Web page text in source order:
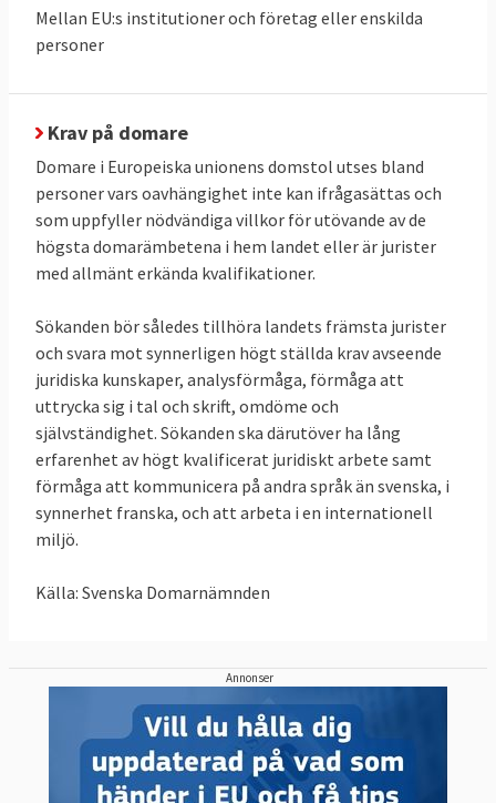
2 september 2021Sverige förlorade
Domstolen dömer Sverige för att inte
bedöma huruvida avloppsreningsverken i
tätorterna Habo och Töreboda uppfyller EU-
krav och att Sverige inte har säkerställt att
avloppsvattnet från tätorterna Lycksele,
Malå och Pajala undergår sekundär rening
25 februari 2021Sverige förlorade delvis
Domstolen beslutar att på en punkt gå EU-
kommissionen till mötes i deras överklagan
mot dom 7 mars 2019 om farliga
blykromater i vissa produkter, en dom som
Sverige vann.
21 november 2019
skjuta upp verkställandet av dom 7 mars
21 april 2015Sverige förlorade
Momsbefrielse för offentligt postväsende
4 december 2014Sverige förlorade
Mellan EU:s institutioner och företag eller enskilda
personer
Krav på domare
Domare i Europeiska unionens domstol utses bland
personer vars oavhängighet inte kan ifrågasättas och
som uppfyller nödvändiga villkor för utövande av de
högsta domarämbetena i hem landet eller är jurister
med allmänt erkända kvalifikationer.
Sökanden bör således tillhöra landets främsta jurister
och svara mot synnerligen högt ställda krav avseende
juridiska kunskaper, analysförmåga, förmåga att
uttrycka sig i tal och skrift, omdöme och
självständighet. Sökanden ska därutöver ha lång
erfarenhet av högt kvalificerat juridiskt arbete samt
förmåga att kommunicera på andra språk än svenska, i
synnerhet franska, och att arbeta i en internationell
miljö.
Källa: Svenska Domarnämnden
Annonser